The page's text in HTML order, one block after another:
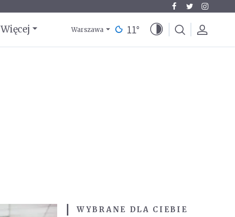
Więcej Warszawa 11°
WYBRANE DLA CIEBIE